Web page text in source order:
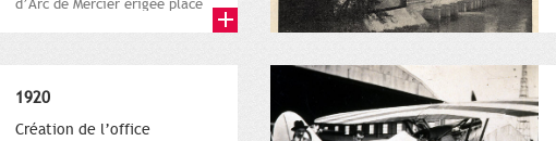
d’Arc de Mercier érigée place
1920
Création de l’office